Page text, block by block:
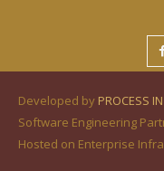
Developed by PROCESS IN
Software Engineering
Hosted on Enterprise